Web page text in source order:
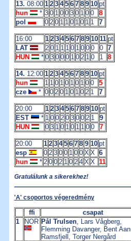
13. 08:00 1 2 3 4 5 6 7 8 9 10 pt
hun
* 3 0 1 0 0 3 0 1 0 0
8
pol
0 2 0 1 1 0 1 0 1 1 7
16:00 1 2 3 4 5 6 7 8 9 10 11 pt
LAT
2 0 1 1 1 0 1 0 0 0 0
7
HUN
* 0 3 0 0 0 1 0 2 1 0 1 8
14. 12:00 1 2 3 4 5 6 7 8 9 10 pt
hun
1 1 0 1 0 1 0 1 0 0
5
cze
* 0 0 2 0 1 0 1 0 2 1 7
20:00 1 2 3 4 5 6 7 8 9 10 pt
EST
* 1 0 0 2 0 3 0 0 2 1
9
HUN
0 3 1 0 1 0 1 1 0 0 7
20:00 1 2 3 4 5 6 7 8 9 10 pt
esp
0 2 3 0 0 1 0 0 X X 6
hun
* 2 0 0 2 1 0 2 4 X X 11
Gratulálunk a sikerekhez!
'A' csoportos végeredmény
ffi
csapat
1
NOR Pål Trulsen, Lars Vågberg,
Flemming Davanger, Bent
Ramsfjell, Torger Nergård